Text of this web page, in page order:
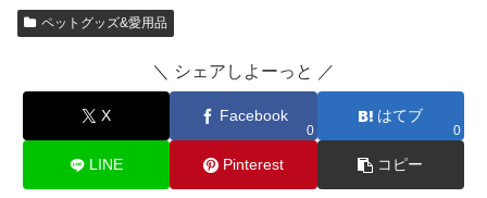
ペットグッズ&愛用品
＼ シェアしよーっと ／
X Facebook
0
はてブ
0
LINE Pinterest コピー